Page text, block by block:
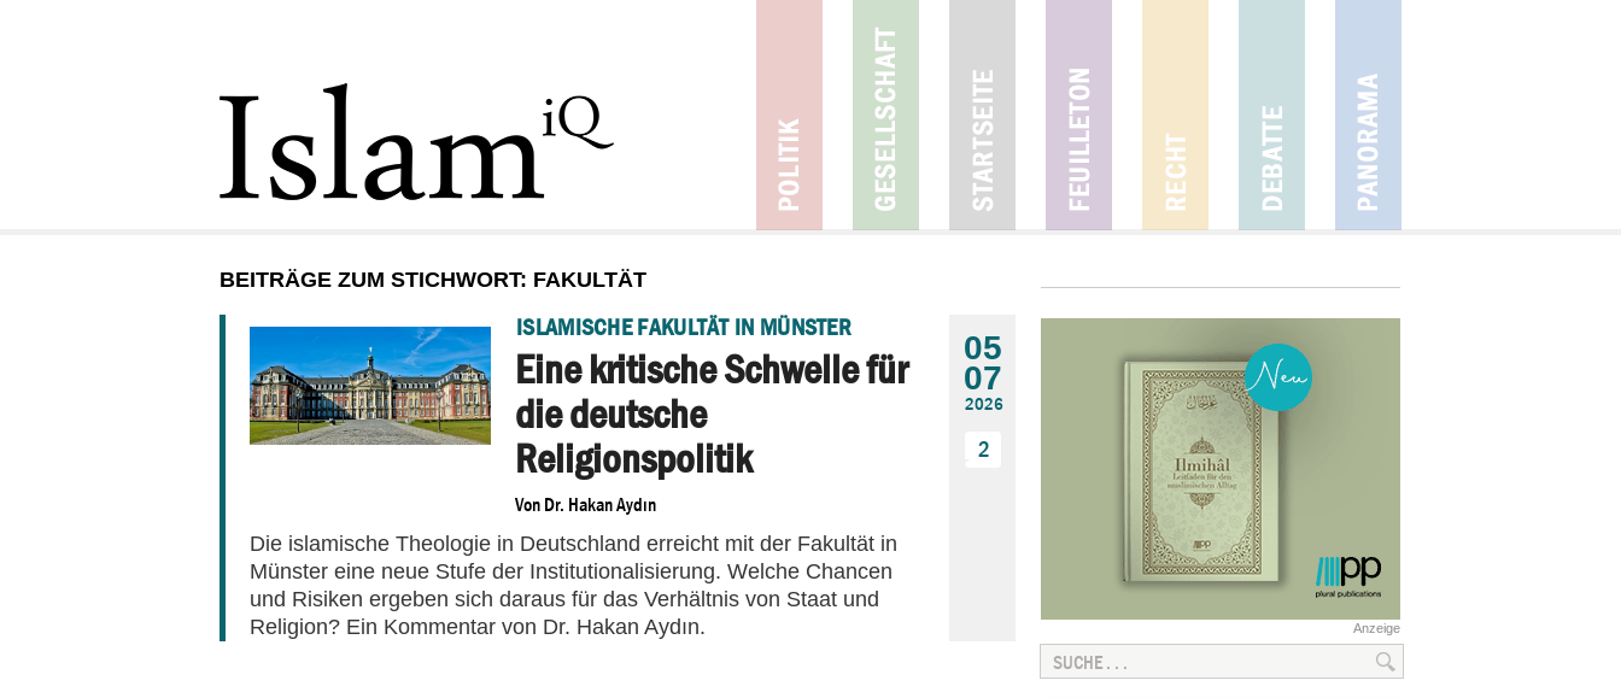
BEITRÄGE ZUM STICHWORT: FAKULTÄT
ISLAMISCHE FAKULTÄT IN MÜNSTER
Eine kritische Schwelle für
die deutsche
Religionspolitik
Von Dr. Hakan Aydın
Die islamische Theologie in Deutschland erreicht mit der Fakultät in
Münster eine neue Stufe der Institutionalisierung. Welche Chancen
und Risiken ergeben sich daraus für das Verhältnis von Staat und
Religion? Ein Kommentar von Dr. Hakan Aydın.
05
07
2026
2
Anzeige